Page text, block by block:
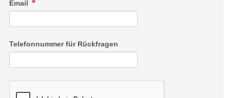
Email
Telefonnummer für Rückfragen